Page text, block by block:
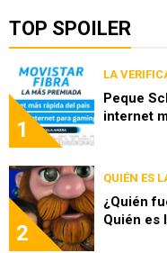
TOP SPOILER
1
LA
Peque
internet
2
QUIÉN ES
¿Quién
Quién es